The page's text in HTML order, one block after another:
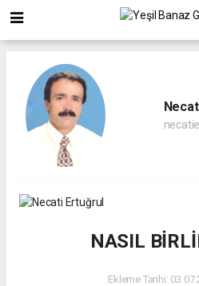
NASIL
Ekleme Tarihi: